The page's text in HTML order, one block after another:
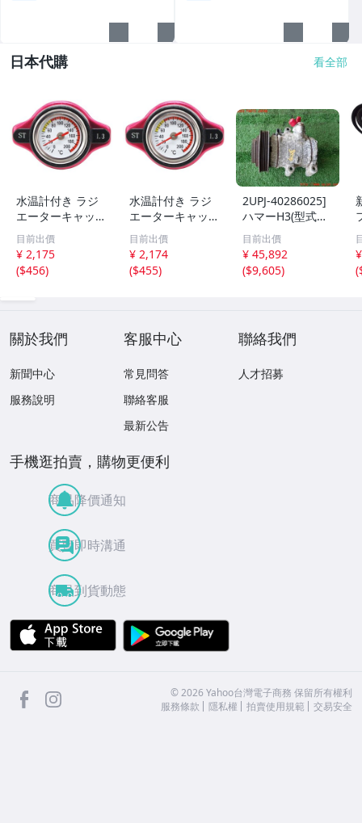
日本代購 看全部
水温計付き ラジ
エーターキャップ
開弁圧1.3k Bタイ
プ トヨタ/日産/ス
ズキ/スバル/マツ
ダ/ダイハツ/ホン
目前出價
¥ 2,175
($456)
水温計付き ラジ
エーターキャップ
開弁圧1.3k Bタイ
プ トヨタ/日産/ス
ズキ/スバル/マツ
ダ/ダイハツ/ホン
目前出價
¥ 2,174
($455)
2UPJ-40286025]
ハマーH3(型式不
明)エアコンコン
プレッサー 中古
目前出價
¥ 45,892
($9,605)
(
關於我們
新聞中心
服務說明
客服中心
常見問答
聯絡客服
最新公告
聯絡我們
人才招募
手機逛拍賣，購物更便利
商品降價通知
買賣即時溝通
商品到貨動態
APP Store
facebook ©2026 Yahoo台灣電子商務 保留所有權利
服務條款
隱私權 拍賣使用規範 交易安全